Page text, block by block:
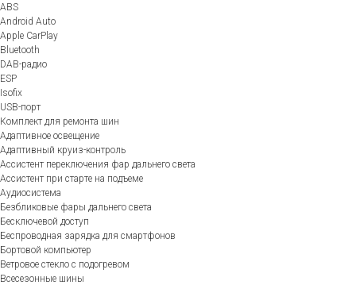
ABS
Android Auto
Apple CarPlay
Bluetooth
DAB-радио
ESP
Isofix
USB-порт
Комплект для ремонта шин
Адаптивное освещение
Адаптивный круиз-контроль
Ассистент переключения фар дальнего света
Ассистент при старте на подъеме
Аудиосистема
Безбликовые фары дальнего света
Бесключевой доступ
Беспроводная зарядка для смартфонов
Бортовой компьютер
Ветровое стекло с подогревом
Всесезонные шины